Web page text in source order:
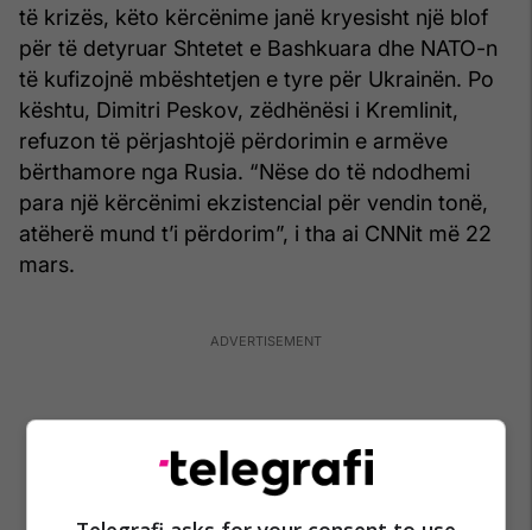
të krizës, këto kërcënime janë kryesisht një blof
për të detyruar Shtetet e Bashkuara dhe NATO-n
të kufizojnë mbështetjen e tyre për Ukrainën. Po
kështu, Dimitri Peskov, zëdhënësi i Kremlinit,
refuzon të përjashtojë përdorimin e armëve
bërthamore nga Rusia. “Nëse do të ndodhemi
para një kërcënimi ekzistencial për vendin tonë,
atëherë mund t’i përdorim”, i tha ai CNNit më 22
mars.